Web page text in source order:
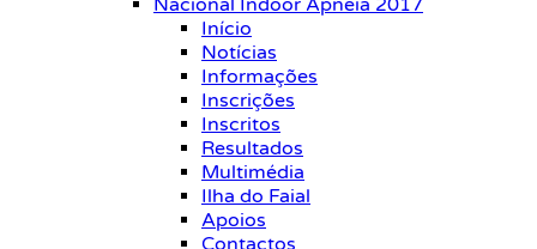
Nacional Indoor Apneia 2017
Início
Notícias
Informações
Inscrições
Inscritos
Resultados
Multimédia
Ilha do Faial
Apoios
Contactos